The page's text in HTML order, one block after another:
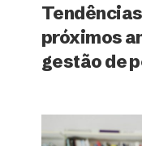
próximos
gestão de